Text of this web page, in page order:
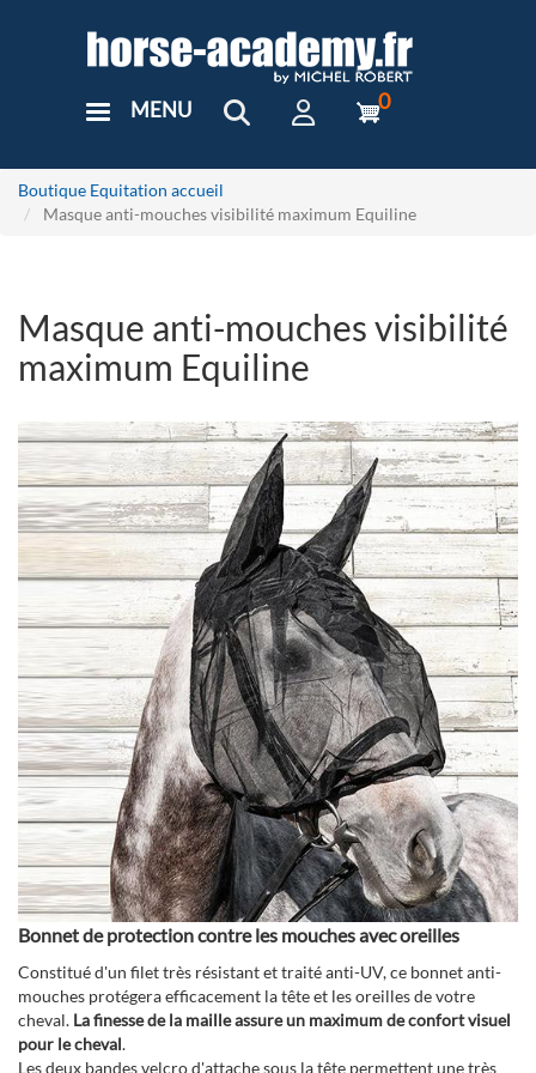
User
Custom
MENU 0
Boutique Equitation accueil
Masque anti-mouches visibilité maximum Equiline
Masque anti-mouches visibilité
maximum Equiline
Bonnet de protection contre les mouches avec oreilles
Constitué d'un filet très résistant et traité anti-UV, ce bonnet anti-
mouches protégera efficacement la tête et les oreilles de votre
cheval. La finesse de la maille assure un maximum de confort visuel
pour le cheval.
Les deux bandes velcro d'attache sous la tête permettent une très